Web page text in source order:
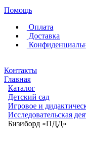
Помощь
Оплата
Доставка
Контакты
Главная
Каталог
Детский сад
Игровое и
Исследовательская
Бизиборд «ПДД»